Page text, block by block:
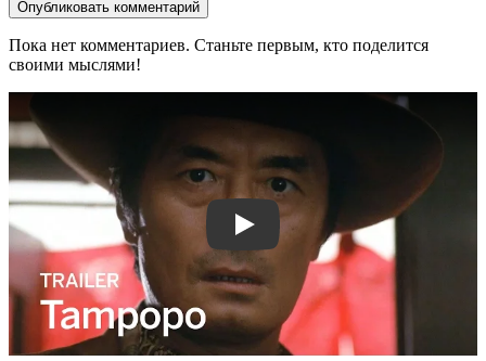
Опубликовать комментарий
Пока нет комментариев. Станьте первым, кто поделится
своими мыслями!
Смотреть трейлер